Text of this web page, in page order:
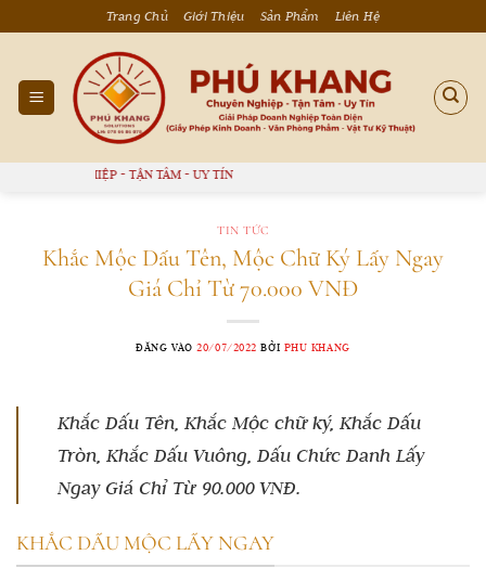
qua
dung
Trang Chủ Giới Thiệu Sản Phẩm Liên Hệ
- TẬN TÂM - UY TÍN
TIN TỨC
Khắc Mộc Dấu Tên, Mộc Chữ Ký Lấy Ngay
Giá Chỉ Từ 70.000 VNĐ
ĐĂNG VÀO20/07/2022 BỞI PHU KHANG
Khắc Dấu Tên, Khắc Mộc chữ ký, Khắc Dấu
Tròn, Khắc Dấu Vuông, Dấu Chức Danh Lấy
Ngay Giá Chỉ Từ 90.000 VNĐ.
KHẮC DẤU MỘC LẤY NGAY